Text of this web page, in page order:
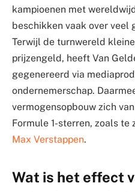
kampioenen met
beschikken vaak over veel
Terwijl de turnwereld
prijzengeld, heeft Van
gegenereerd via
ondernemerschap.
vermogensopbouw zich
Formule 1-sterren, zoals te
Max Verstappen.
Wat is het effect